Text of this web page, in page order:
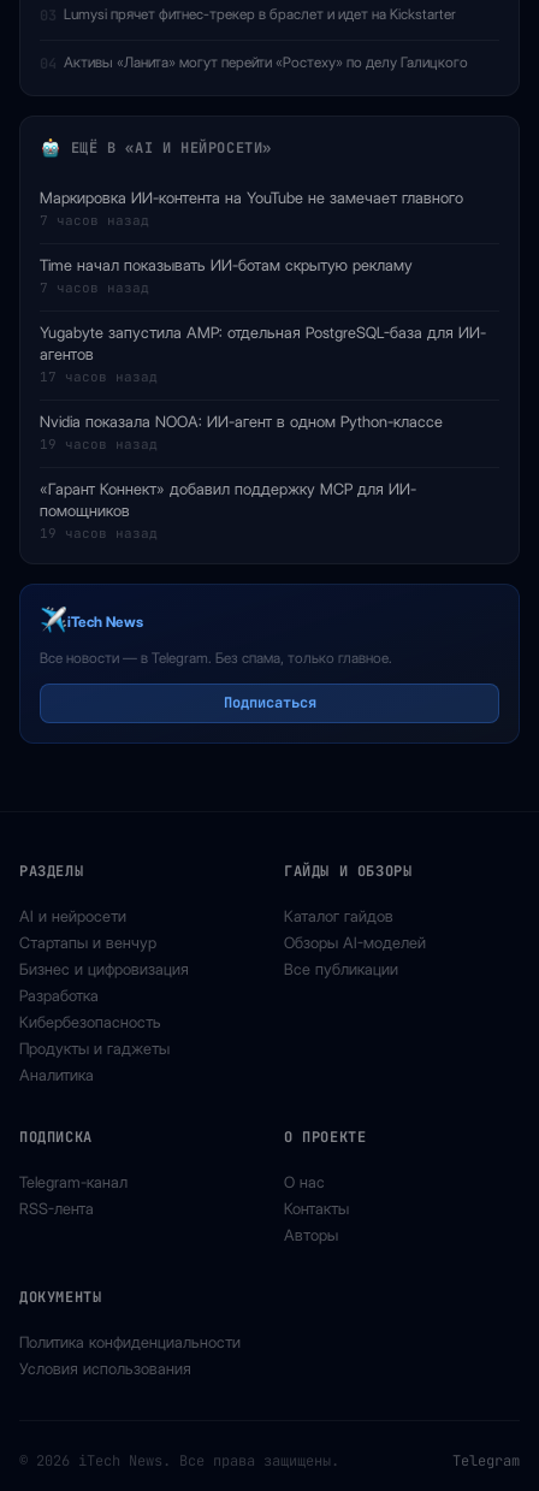
03 Lumysi прячет фитнес-трекер в браслет и идет на Kickstarter
04 Активы «Ланита» могут перейти «Ростеху» по делу Галицкого
ЕЩЁ В «AI И НЕЙРОСЕТИ»
Маркировка ИИ-контента на YouTube не замечает главного
7 часов назад
Time начал показывать ИИ-ботам скрытую рекламу
7 часов назад
Yugabyte запустила AMP: отдельная PostgreSQL-база для ИИ-
агентов
17 часов назад
Nvidia показала NOOA: ИИ-агент в одном Python-классе
19 часов назад
«Гарант Коннект» добавил поддержку MCP для ИИ-
помощников
19 часов назад
iTech News
Все новости — в Telegram. Без спама, только главное.
Подписаться
РАЗДЕЛЫ
AI и нейросети
Стартапы и венчур
Бизнес и цифровизация
Разработка
Кибербезопасность
Продукты и гаджеты
Аналитика
ГАЙДЫ И ОБЗОРЫ
Каталог гайдов
Обзоры AI-моделей
Все публикации
ПОДПИСКА
Telegram-канал
RSS-лента
О ПРОЕКТЕ
О нас
Контакты
Авторы
ДОКУМЕНТЫ
Политика конфиденциальности
Условия использования
© 2026 iTech News. Все права защищены. Telegram